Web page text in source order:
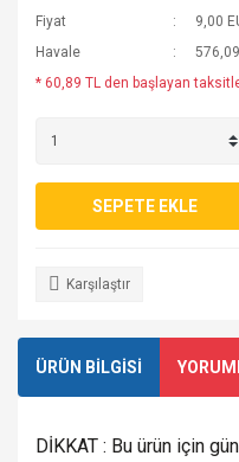
Fiyat
9,00
Havale
* 60,89 TL den başlayan
SEPETE EKLE
Karşılaştır
ÜRÜN BİLGİSİ
DİKKAT : Bu ürün için